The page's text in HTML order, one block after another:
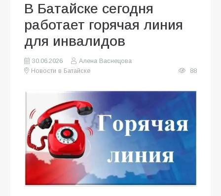
В Батайске сегодня
работает горячая линия
для инвалидов
30.06.2026
Алена Васнецова
Новости в Батайске
88